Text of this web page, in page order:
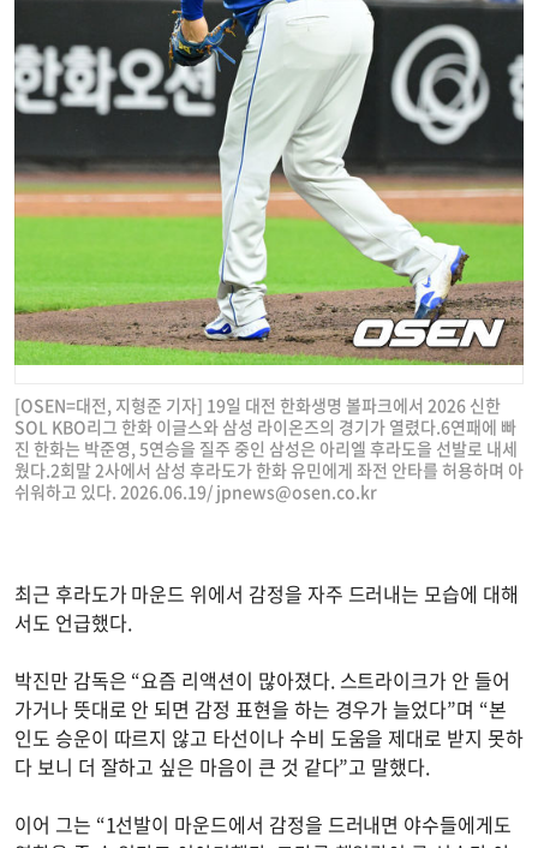
[OSEN=대전, 지형준 기자] 19일 대전 한화생명 볼파크에서 2026 신한
SOL KBO리그 한화 이글스와 삼성 라이온즈의 경기가 열렸다.6연패에 빠
진 한화는 박준영, 5연승을 질주 중인 삼성은 아리엘 후라도을 선발로 내세
웠다.2회말 2사에서 삼성 후라도가 한화 유민에게 좌전 안타를 허용하며 아
쉬워하고 있다. 2026.06.19/ jpnews@osen.co.kr
최근 후라도가 마운드 위에서 감정을 자주 드러내는 모습에 대해
서도 언급했다.
박진만 감독은 “요즘 리액션이 많아졌다. 스트라이크가 안 들어
가거나 뜻대로 안 되면 감정 표현을 하는 경우가 늘었다”며 “본
인도 승운이 따르지 않고 타선이나 수비 도움을 제대로 받지 못하
다 보니 더 잘하고 싶은 마음이 큰 것 같다”고 말했다.
이어 그는 “1선발이 마운드에서 감정을 드러내면 야수들에게도